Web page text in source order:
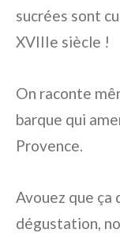
sucrées sont
XVIIIe siècle !
On raconte
barque qui
Provence.
Avouez que ça
dégustation,